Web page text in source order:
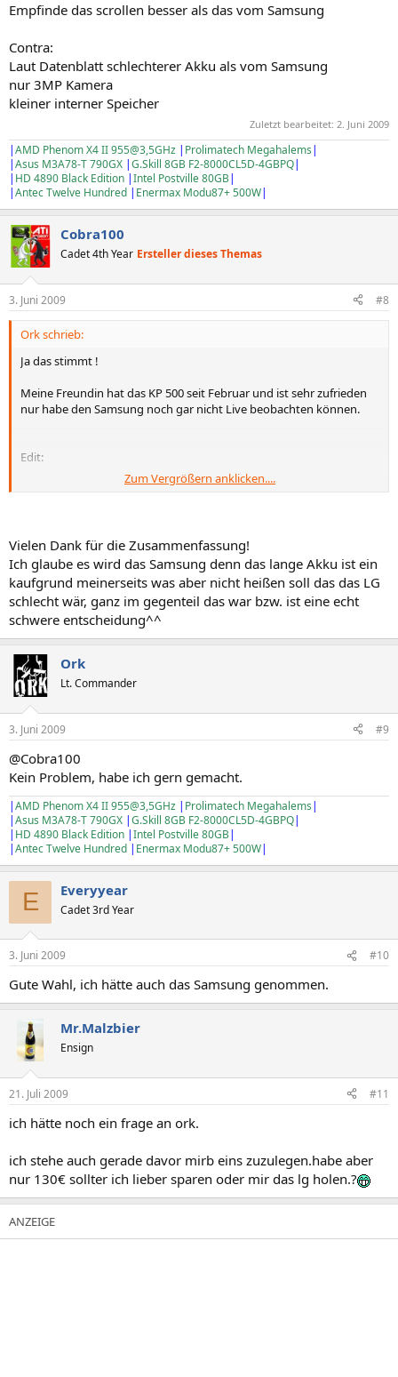
Empfinde das scrollen besser als das vom Samsung
Contra:
Laut Datenblatt schlechterer Akku als vom Samsung
nur 3MP Kamera
kleiner interner Speicher
Zuletzt bearbeitet: 2. Juni 2009
AMD Phenom X4 II 955@3,5GHz Prolimatech Megahalems
Asus M3A78-T 790GX G.Skill 8GB F2-8000CL5D-4GBPQ
HD 4890 Black Edition Intel Postville 80GB
Antec Twelve Hundred Enermax Modu87+ 500W
Cobra100
Cadet 4th Year Ersteller dieses Themas
3. Juni 2009 #8
Ork schrieb:
Ja das stimmt !
Meine Freundin hat das KP 500 seit Februar und ist sehr zufrieden
nur habe den Samsung noch gar nicht Live beobachten können.
Edit:
Ich habe mir beide Handys angeschaut und bin der Meinung das es
Samsung
Pro:
Kamera ist ein bisschen besser 3,2MP
Laut Datenblatt längerer Akku
großer interner Speicher
Contra:
Scrollen mit den Finger ist schlecht umgesetzt
Kein Stift
Weckerfunktion nur im eingeschalteten Zustand
LG
Pro:
Menüführung sehr übersichtlich
Stift dabei
Empfinde das scrollen besser als das vom Samsung
Laut Datenblatt schlechterer Akku als vom Samsung
nur 3MP Kamera
kleiner interner Speicher
Zum Vergrößern anklicken....
Vielen Dank für die Zusammenfassung!
Ich glaube es wird das Samsung denn das lange Akku ist ein
kaufgrund meinerseits was aber nicht heißen soll das das LG
schlecht wär, ganz im gegenteil das war bzw. ist eine echt
schwere entscheidung^^
Ork
Lt. Commander
3. Juni 2009 #9
@Cobra100
Kein Problem, habe ich gern gemacht.
|AMD Phenom X4 II 955@3,5GHz | Prolimatech Megahalems|
|Asus M3A78-T 790GX |G.Skill 8GB F2-8000CL5D-4GBPQ|
| HD 4890 Black Edition |Intel Postville 80GB|
|Antec Twelve Hundred | Enermax Modu87+ 500W|
E Everyyear
Cadet 3rd Year
3. Juni 2009 #10
Gute Wahl, ich hätte auch das Samsung genommen.
Mr.Malzbier
Ensign
21. Juli 2009 #11
ich hätte noch ein frage an ork.
ich stehe auch gerade davor mirb eins zuzulegen.habe aber
nur 130€ sollter ich lieber sparen oder mir das lg holen.?